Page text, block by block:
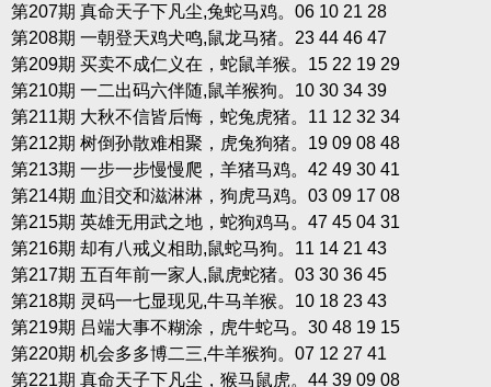
第207期 真命天子下凡尘,兔蛇马鸡。06 10 21 28
第208期 一朝登天鸡犬鸣,鼠龙马猪。23 44 46 47
第209期 买卖不成仁义在，蛇鼠羊猴。15 22 19 29
第210期 一二出码六伴随,鼠羊猴狗。10 30 34 39
第211期 大秋不信皆后悔，蛇兔虎猪。11 12 32 34
第212期 树倒孙散难相聚，虎兔狗猪。19 09 08 48
第213期 一步一步慢慢爬，羊猪马鸡。42 49 30 41
第214期 血泪交和滋淋淋，狗虎马鸡。03 09 17 08
第215期 英雄无用武之地，蛇狗鸡马。47 45 04 31
第216期 却有八戒义相助,鼠蛇马狗。11 14 21 43
第217期 五百年前一家人,鼠虎蛇猪。03 30 36 45
第218期 灵码一七显现见,牛马羊猴。10 18 23 43
第219期 吕端大事不糊涂，虎牛蛇马。30 48 19 15
第220期 机会多多博二三,牛羊猴狗。07 12 27 41
第221期 真命天子下凡尘，猴马鼠虎。44 39 09 08